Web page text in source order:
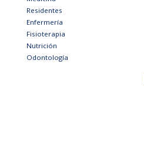
Residentes
Enfermería
Fisioterapia
Nutrición
Odontología